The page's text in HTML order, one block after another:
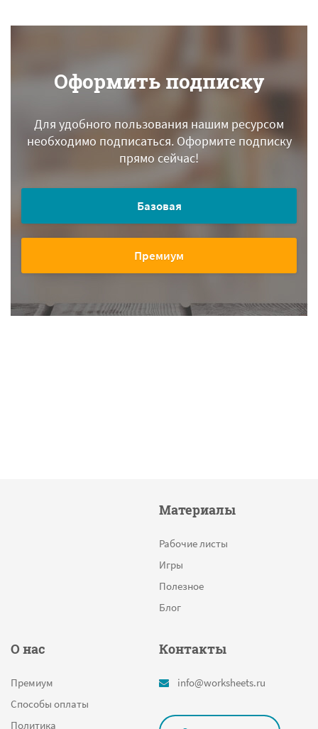
Оформить подписку
Для удобного пользования нашим ресурсом
необходимо подписаться.Оформите подписку
прямо сейчас!
Базовая
Премиум
Материалы
Рабочие листы
Игры
Полезное
Блог
О нас
Премиум
Способы оплаты
Политика
Контакты
info@worksheets.ru